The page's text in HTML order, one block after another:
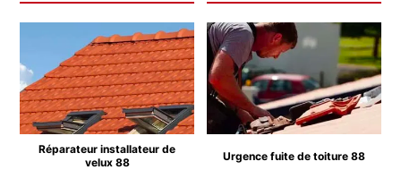
Réparateur installateur de
velux 88
Urgence fuite de toiture 88